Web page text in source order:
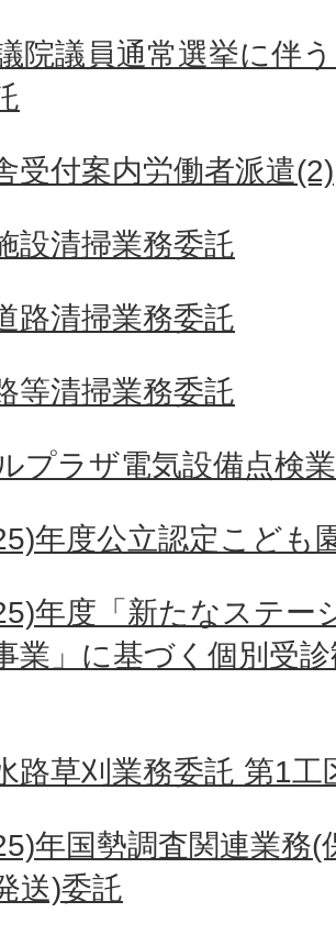
院議員通常選挙に伴
受付案内労働者派遣(2)
設清掃業務委託
路清掃業務委託
等清掃業務委託
プラザ電気設備点検
年度公立認定こども
年度「新たなステー
業」に基づく個別受
路草刈業務委託 第1工
年国勢調査関連業務(
送)委託